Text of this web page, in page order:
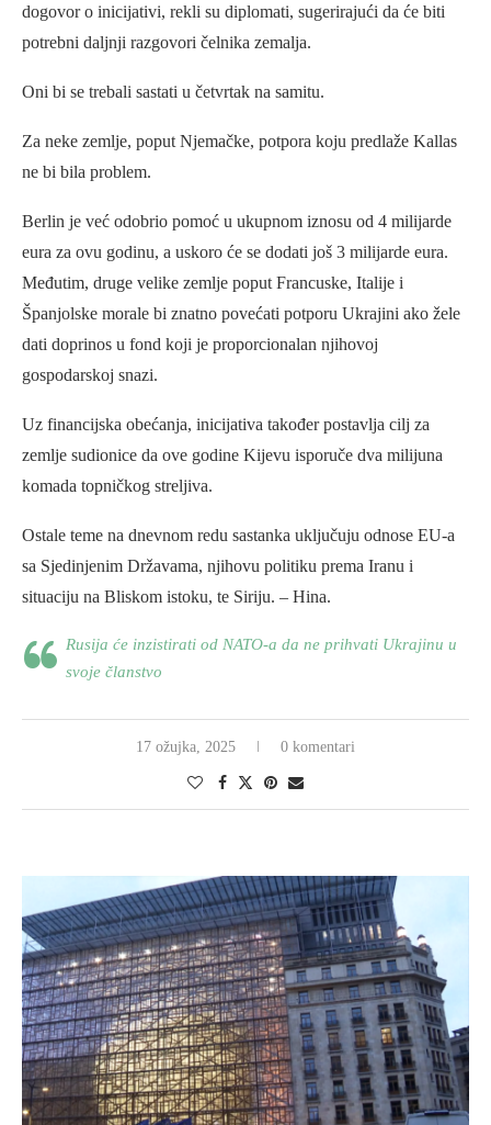
dogovor o inicijativi, rekli su diplomati, sugerirajući da će biti
potrebni daljnji razgovori čelnika zemalja.
Oni bi se trebali sastati u četvrtak na samitu.
Za neke zemlje, poput Njemačke, potpora koju predlaže Kallas
ne bi bila problem.
Berlin je već odobrio pomoć u ukupnom iznosu od 4 milijarde
eura za ovu godinu, a uskoro će se dodati još 3 milijarde eura.
Međutim, druge velike zemlje poput Francuske, Italije i
Španjolske morale bi znatno povećati potporu Ukrajini ako žele
dati doprinos u fond koji je proporcionalan njihovoj
gospodarskoj snazi.
Uz financijska obećanja, inicijativa također postavlja cilj za
zemlje sudionice da ove godine Kijevu isporuče dva milijuna
komada topničkog streljiva.
Ostale teme na dnevnom redu sastanka uključuju odnose EU-a
sa Sjedinjenim Državama, njihovu politiku prema Iranu i
situaciju na Bliskom istoku, te Siriju. – Hina.
Rusija će inzistirati od NATO-a da ne prihvati Ukrajinu u
svoje članstvo
17 ožujka, 2025 0 komentari